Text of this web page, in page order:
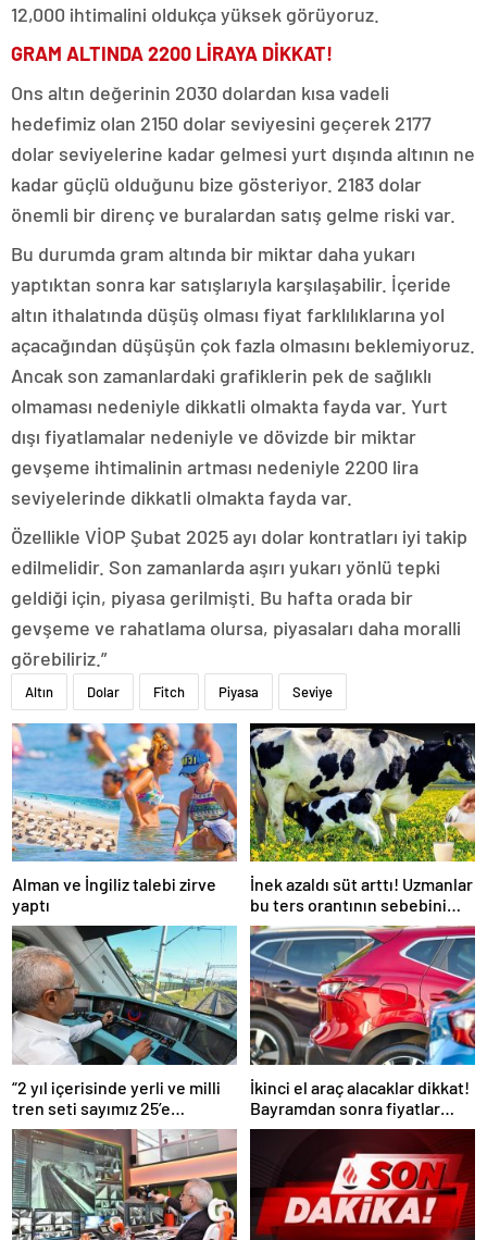
12,000 ihtimalini oldukça yüksek görüyoruz.
GRAM ALTINDA 2200 LİRAYA DİKKAT!
Ons altın değerinin 2030 dolardan kısa vadeli
hedefimiz olan 2150 dolar seviyesini geçerek 2177
dolar seviyelerine kadar gelmesi yurt dışında altının ne
kadar güçlü olduğunu bize gösteriyor. 2183 dolar
önemli bir direnç ve buralardan satış gelme riski var.
Bu durumda gram altında bir miktar daha yukarı
yaptıktan sonra kar satışlarıyla karşılaşabilir. İçeride
altın ithalatında düşüş olması fiyat farklılıklarına yol
açacağından düşüşün çok fazla olmasını beklemiyoruz.
Ancak son zamanlardaki grafiklerin pek de sağlıklı
olmaması nedeniyle dikkatli olmakta fayda var. Yurt
dışı fiyatlamalar nedeniyle ve dövizde bir miktar
gevşeme ihtimalinin artması nedeniyle 2200 lira
seviyelerinde dikkatli olmakta fayda var.
Özellikle VİOP Şubat 2025 ayı dolar kontratları iyi takip
edilmelidir. Son zamanlarda aşırı yukarı yönlü tepki
geldiği için, piyasa gerilmişti. Bu hafta orada bir
gevşeme ve rahatlama olursa, piyasaları daha moralli
görebiliriz.”
Altın Dolar Fitch Piyasa Seviye
Alman ve İngiliz talebi zirve
yaptı
İnek azaldı süt arttı! Uzmanlar
bu ters orantının sebebini
açıkladı
“2 yıl içerisinde yerli ve milli
tren seti sayımız 25’e
ulaşacak”
İkinci el araç alacaklar dikkat!
Bayramdan sonra fiyatlar
artacak mı? İşte cevabı…